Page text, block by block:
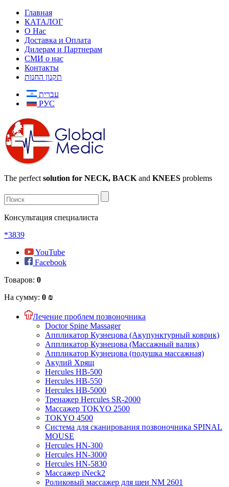
Главная
КАТАЛОГ
О Нас
Доставка и Оплата
Дилерам и Партнерам
СМИ о нас
Контакты
תקנון החנות
עברית
РУС
The perfect solution for NECK, BACK and KNEES problems
Консультация специалиста
*3839
YouTube
Facebook
Товаров: 0
На сумму: 0 ₪
Лечение проблем позвоночника
Doctor Spine Massager
Аппликатор Кузнецова (Акупунктурный коврик)
Аппликатор Кузнецова (Массажный валик)
Аппликатор Кузнецова (подушка массажная)
Акулий Хрящ
Hercules HB-500
Hercules HB-550
Hercules HB-5000
Тренажер Hercules SR-2000
Массажер TOKYO 2500
TOKYO 4500
Система для сканирования позвоночника SPINAL
MOUSE
Hercules HN-300
Hercules HN-3000
Hercules HN-5830
Массажер iNeck2
Роликовый массажер для шеи NM 2601